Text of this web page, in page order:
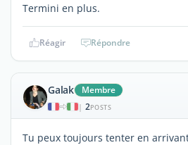
Termini en plus.
Réagir Répondre
Galak Membre
| 2POSTS
Tu peux toujours tenter en